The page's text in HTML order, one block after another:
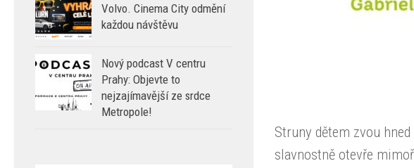
Struny dětem zvou
slavnostně otevře
Volvo. Cinema City odmění
každou návštěvu
Nový podcast V centru
Prahy: Objevte to
nejzajímavější ze srdce
Metropole!